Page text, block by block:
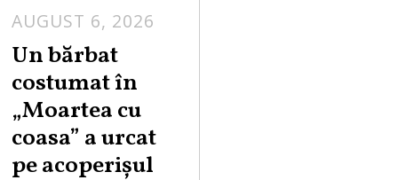
AUGUST 6, 2026
Un bărbat
costumat în
„Moartea cu
coasa” a urcat
pe acoperișul